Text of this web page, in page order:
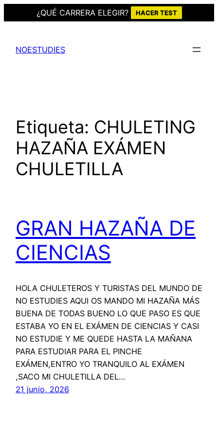
¿QUÉ CARRERA ELEGIR? HACER TEST
contenido
NOESTUDIES
Etiqueta: CHULETING
HAZAÑA EXÁMEN
CHULETILLA
GRAN HAZAÑA DE
CIENCIAS
HOLA CHULETEROS Y TURISTAS DEL MUNDO DE
NO ESTUDIES AQUI OS MANDO MI HAZAÑA MÁS
BUENA DE TODAS BUENO LO QUE PASO ES QUE
ESTABA YO EN EL EXÁMEN DE CIENCIAS Y CASI
NO ESTUDIE Y ME QUEDE HASTA LA MAÑANA
PARA ESTUDIAR PARA EL PINCHE
EXÁMEN,ENTRO YO TRANQUILO AL EXÁMEN
,SACO MI CHULETILLA DEL…
21 junio, 2026